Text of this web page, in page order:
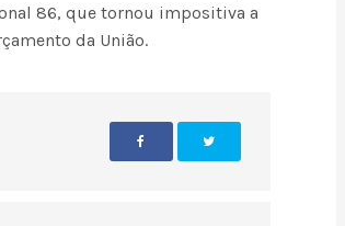
86, que tornou impositiva a
da União.
Fátima Silva lança livro sobre a história
do rádio campinense no próximo dia 10